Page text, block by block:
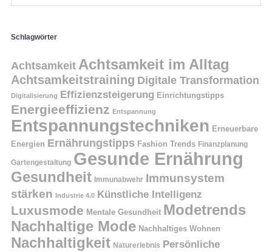
Schlagwörter
Achtsamkeit Achtsamkeit im Alltag
Achtsamkeitstraining Digitale Transformation
Digitalisierung Effizienzsteigerung Einrichtungstipps
Energieeffizienz Entspannung
Entspannungstechniken Erneuerbare
Energien Ernährungstipps Fashion Trends Finanzplanung
Gartengestaltung Gesunde Ernährung
Gesundheit Immunabwehr Immunsystem
stärken
Industrie 4.0 Künstliche Intelligenz
Luxusmode Mentale Gesundheit Modetrends
Nachhaltige Mode Nachhaltiges Wohnen
Nachhaltigkeit Naturerlebnis Persönliche